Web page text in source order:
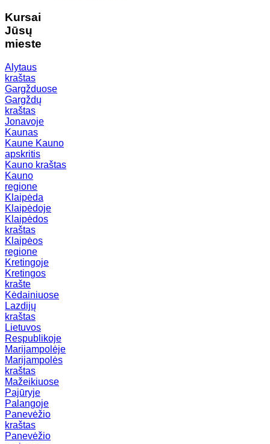
Kursai
Jūsų
mieste
Alytaus
kraštas
Gargžduose
Gargždų
kraštas
Jonavoje
Kaunas
Kaune Kauno
apskritis
Kauno kraštas
Kauno
regione
Klaipėda
Klaipėdoje
Klaipėdos
kraštas
Klaipėos
regione
Kretingoje
Kretingos
krašte
Kėdainiuose
Lazdijų
kraštas
Lietuvos
Respublikoje
Marijampolėje
Marijampolės
kraštas
Mažeikiuose
Pajūryje
Palangoje
Panevėžio
kraštas
Panevėžio